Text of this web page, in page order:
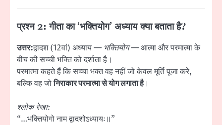
प्रश्न 2: गीता का ‘भक्तियोग’ अध्याय क्या बताता है?
उत्तर:द्वादश (12वां) अध्याय — भक्तियोग— आत्मा और परमात्मा के
बीच की सच्ची भक्ति को दर्शाता है।
परमात्मा कहते हैं कि सच्चा भक्त वह नहीं जो केवल मूर्ति पूजा करे,
बल्कि वह जोनिराकार परमात्मा से योग लगाता है।
श्लोक रेखा:
“…भक्तियोगो नाम द्वादशोऽध्यायः॥”